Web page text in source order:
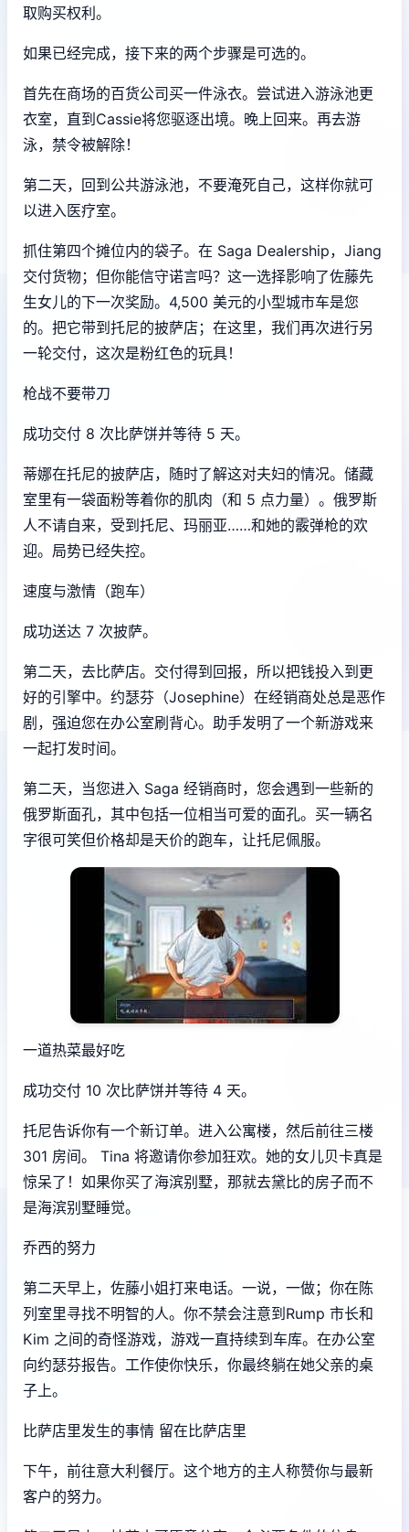
取购买权利。
如果已经完成，接下来的两个步骤是可选的。
首先在商场的百货公司买一件泳衣。尝试进入游泳池更
衣室，直到Cassie将您驱逐出境。晚上回来。再去游
泳，禁令被解除！
第二天，回到公共游泳池，不要淹死自己，这样你就可
以进入医疗室。
抓住第四个摊位内的袋子。在 Saga Dealership，Jiang
交付货物；但你能信守诺言吗？这一选择影响了佐藤先
生女儿的下一次奖励。4,500 美元的小型城市车是您
的。把它带到托尼的披萨店；在这里，我们再次进行另
一轮交付，这次是粉红色的玩具！
枪战不要带刀
成功交付 8 次比萨饼并等待 5 天。
蒂娜在托尼的披萨店，随时了解这对夫妇的情况。储藏
室里有一袋面粉等着你的肌肉（和 5 点力量）。俄罗斯
人不请自来，受到托尼、玛丽亚……和她的霰弹枪的欢
迎。局势已经失控。
速度与激情（跑车）
成功送达 7 次披萨。
第二天，去比萨店。交付得到回报，所以把钱投入到更
好的引擎中。约瑟芬（Josephine）在经销商处总是恶作
剧，强迫您在办公室刷背心。助手发明了一个新游戏来
一起打发时间。
第二天，当您进入 Saga 经销商时，您会遇到一些新的
俄罗斯面孔，其中包括一位相当可爱的面孔。买一辆名
字很可笑但价格却是天价的跑车，让托尼佩服。
一道热菜最好吃
成功交付 10 次比萨饼并等待 4 天。
托尼告诉你有一个新订单。进入公寓楼，然后前往三楼
301 房间。 Tina 将邀请你参加狂欢。她的女儿贝卡真是
惊呆了！如果你买了海滨别墅，那就去黛比的房子而不
是海滨别墅睡觉。
乔西的努力
第二天早上，佐藤小姐打来电话。一说，一做；你在陈
列室里寻找不明智的人。你不禁会注意到Rump 市长和
Kim 之间的奇怪游戏，游戏一直持续到车库。在办公室
向约瑟芬报告。工作使你快乐，你最终躺在她父亲的桌
子上。
比萨店里发生的事情 留在比萨店里
下午，前往意大利餐厅。这个地方的主人称赞你与最新
客户的努力。